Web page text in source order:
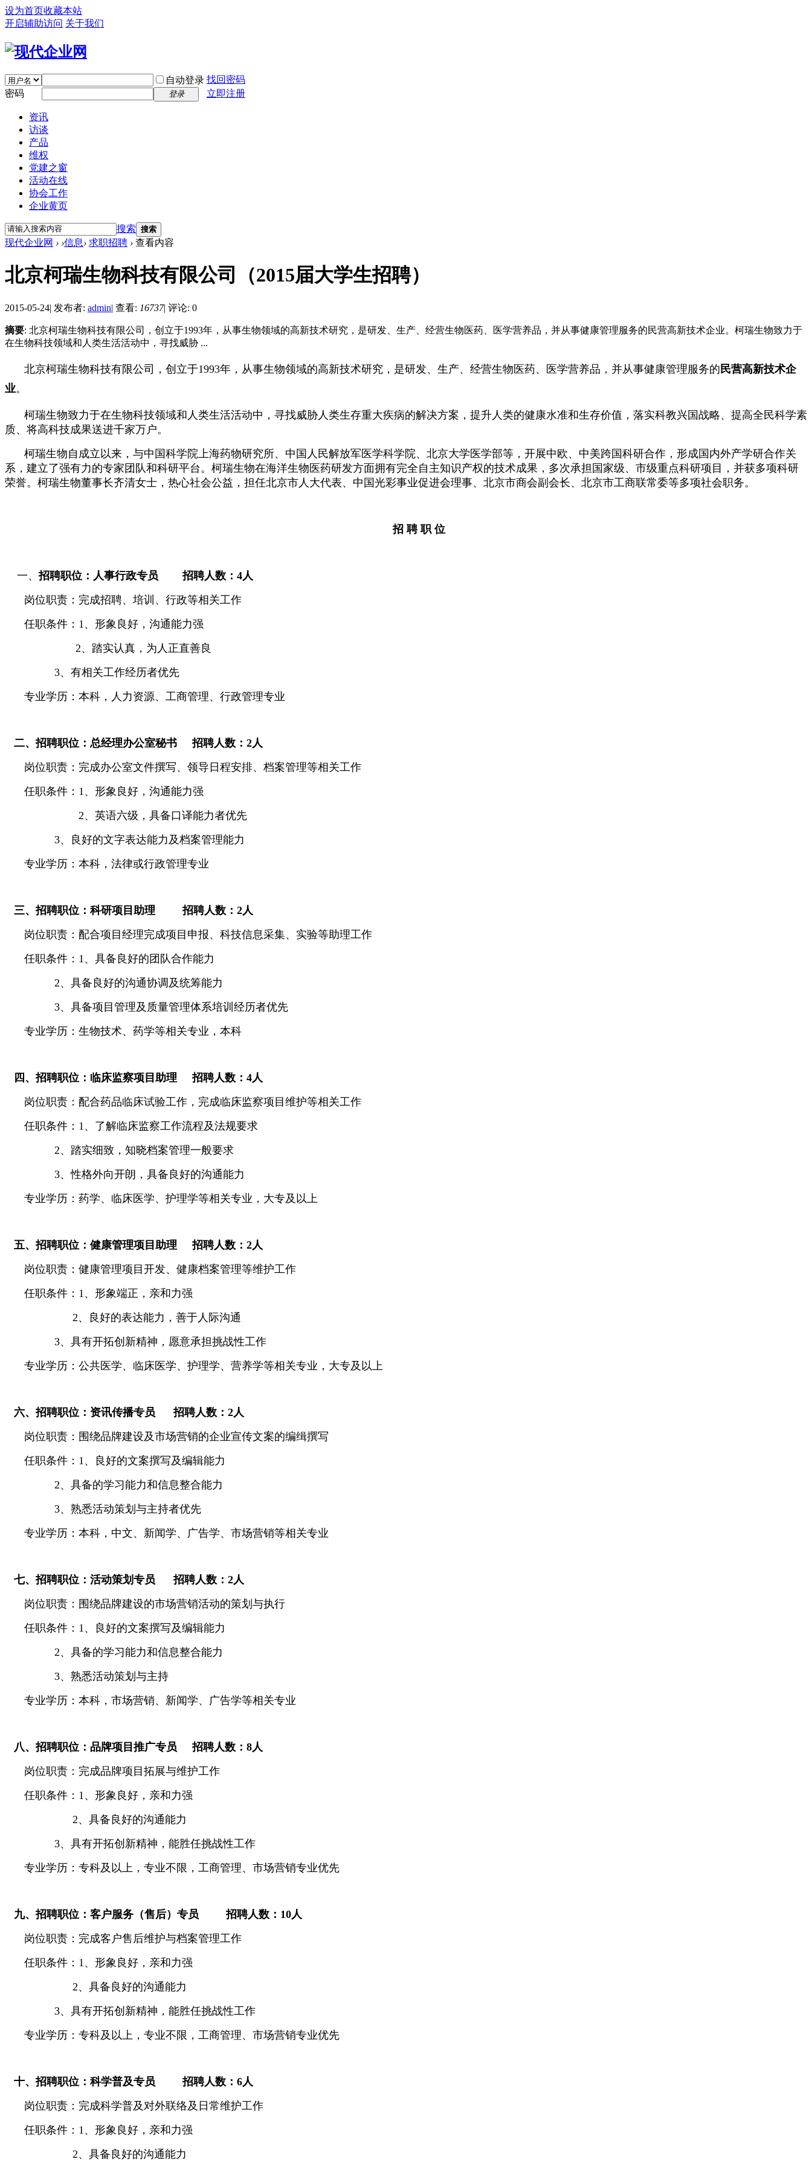
设为首页收藏本站
开启辅助访问 关于我们
自动登录 找回密码
密码
登录 立即注册
资讯
访谈
产品
维权
党建之窗
活动在线
协会工作
企业黄页
搜索 搜索
现代企业网 › ›信息› 求职招聘 › 查看内容
北京柯瑞生物科技有限公司（2015届大学生招聘）
2015-05-24| 发布者: admin| 查看: 16737| 评论: 0
摘要: 北京柯瑞生物科技有限公司，创立于1993年，从事生物领域的高新技术研究，是研发、生产、经营生物医药、医学营养品，并从事健康管理服务的民营高新技术企业。柯瑞生物致力于
在生物科技领域和人类生活活动中，寻找威胁 ...
北京柯瑞生物科技有限公司，创立于1993年，从事生物领域的高新技术研究，是研发、生产、经营生物医药、医学营养品，并从事健康管理服务的 民营高新技术企
业。
柯瑞生物致力于在生物科技领域和人类生活活动中，寻找威胁人类生存重大疾病的解决方案，提升人类的健康水准和生存价值，落实科教兴国战略、提高全民科学素
质、将高科技成果送进千家万户。
柯瑞生物自成立以来，与中国科学院上海药物研究所、中国人民解放军医学科学院、北京大学医学部等，开展中欧、中美跨国科研合作，形成国内外产学研合作关
系，建立了强有力的专家团队和科研平台。柯瑞生物在海洋生物医药研发方面拥有完全自主知识产权的技术成果，多次承担国家级、市级重点科研项目，并获多项科研
荣誉。柯瑞生物董事长齐清女士，热心社会公益，担任北京市人大代表、中国光彩事业促进会理事、北京市商会副会长、北京市工商联常委等多项社会职务。
招 聘 职 位
一、招聘职位：人事行政专员 招聘人数： 4人
岗位职责：完成招聘、培训、行政等相关工作
任职条件： 1 、 形象良好，沟通能力强
2、 踏实认真，为人正直善良
3、有相关工作经历者优先
专业学历：本科，人力资源、工商管理、行政管理专业
二、招聘职位：总经理办公室秘书 招聘人数： 2人
岗位职责：完成办公室文件撰写、领导日程安排、档案管理等相关工作
任职条件： 1 、 形象良好，沟通能力强
2、英语六级，具备口译能力者优先
3、良好的文字表达能力及档案管理能力
专业学历：本科，法律或行政管理专业
三、招聘职位：科研项目助理 招聘人数： 2人
岗位职责：配合项目经理完成项目申报、科技信息采集、实验等助理工作
任职条件： 1 、具备良好的团队合作能力
2、具备良好的沟通协调及统筹能力
3、具备项目管理及质量管理体系培训经历者优先
专业学历：生物技术、药学等相关专业，本科
四、招聘职位：临床监察项目助理 招聘人数： 4人
岗位职责：配合药品临床试验工作，完成临床监察项目维护等相关工作
任职条件： 1 、了解临床监察工作流程及法规要求
2、踏实细致，知晓档案管理一般要求
3、性格外向开朗，具备良好的沟通能力
专业学历：药学、临床医学、护理学等相关专业，大专及以上
五、招聘职位：健康管理项目助理 招聘人数： 2人
岗位职责：健康管理项目开发、健康档案管理等维护工作
任职条件： 1 、 形象端正，亲和力强
2、良好的表达能力，善于人际沟通
3、具有开拓创新精神，愿意承担挑战性工作
专业学历：公共医学、 临床医学、护理学、营养学等相关专业， 大专及以上
六、招聘职位： 资讯传播专员 招聘人数： 2人
岗位职责：围绕品牌建设及市场营销的企业宣传文案的编缉撰写
任职条件： 1 、良好的文案撰写及编辑能力
2、具备的学习能力和信息整合能力
3、熟悉活动策划与主持者优先
专业学历：本科， 中文、新闻学、广告学、市场营销等相关专业
七、招聘职位： 活动策划专员 招聘人数： 2人
岗位职责：围绕品牌建设的市场营销活动的策划与执行
任职条件： 1 、良好的文案撰写及编辑能力
2、具备的学习能力和信息整合能力
3、熟悉活动策划与主持
专业学历：本科， 市场营销、新闻学、广告学等相关专业
八、招聘职位：品牌项目推广专员 招聘人数： 8人
岗位职责：完成品牌项目拓展与维护工作
任职条件： 1 、 形象良好，亲和力强
2、具备良好的沟通能力
3、具有开拓创新精神，能胜任挑战性工作
专业学历：专科及以上，专业不限，工商管理、市场营销专业优先
九、招聘职位：客户服务（售后）专员 招聘人数： 10人
岗位职责：完成客户售后维护与档案管理工作
任职条件： 1 、 形象良好，亲和力强
2、具备良好的沟通能力
3、具有开拓创新精神，能胜任挑战性工作
专业学历：专科及以上，专业不限，工商管理、市场营销专业优先
十、招聘职位：科学普及专员 招聘人数： 6人
岗位职责：完成科学普及对外联络及日常维护工作
任职条件： 1 、 形象良好，亲和力强
2、具备良好的沟通能力